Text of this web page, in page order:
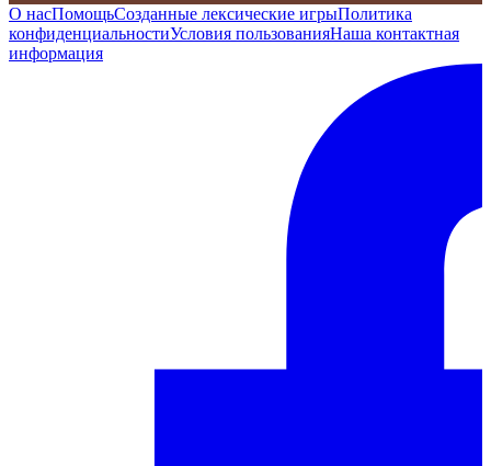
О насПомощьСозданные лексические игрыПолитика
конфиденциальностиУсловия пользованияНаша контактная
информация